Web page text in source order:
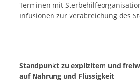
Terminen mit
Infusionen zur Verabreichung des
Standpunkt zu explizitem und
auf Nahrung und Flüssigkeit